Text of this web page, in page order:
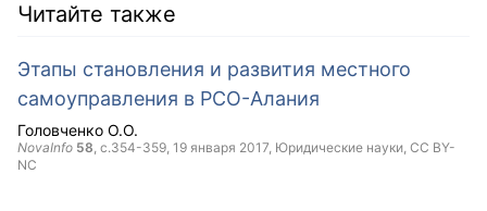
Читайте также
Этапы становления и развития местного
самоуправления в РСО-Алания
Головченко О.О.
NovaInfo 58, с.354-359, 19 января 2017, Юридические науки, CC BY-
NC